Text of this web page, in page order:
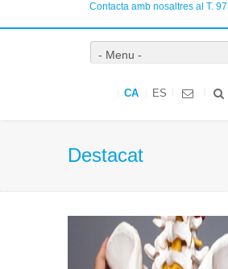
Contacta amb nosaltres al T.
- Menu -
CA ES
Destacat